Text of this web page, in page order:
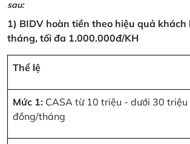
sau:
1) BIDV hoàn tiền theo hiệu quả
tháng, tối đa 1.000.000đ/KH
Thể lệ
Mức 1: CASA từ 10 triệu - dưới 30 triệu
đồng/tháng